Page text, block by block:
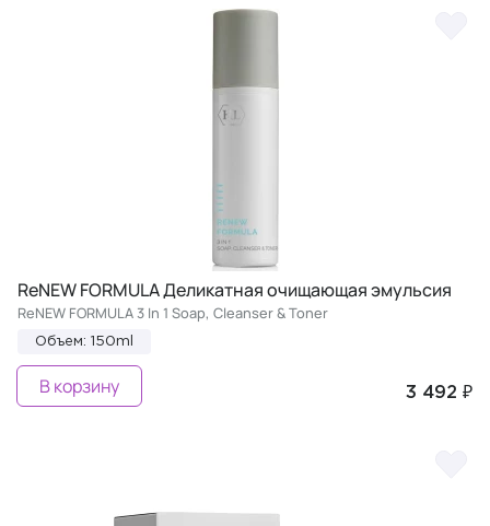
ReNEW FORMULA Деликатная очищающая эмульсия
ReNEW FORMULA 3 In 1 Soap, Cleanser & Toner
Объем: 150ml
3 492 ₽
В корзину